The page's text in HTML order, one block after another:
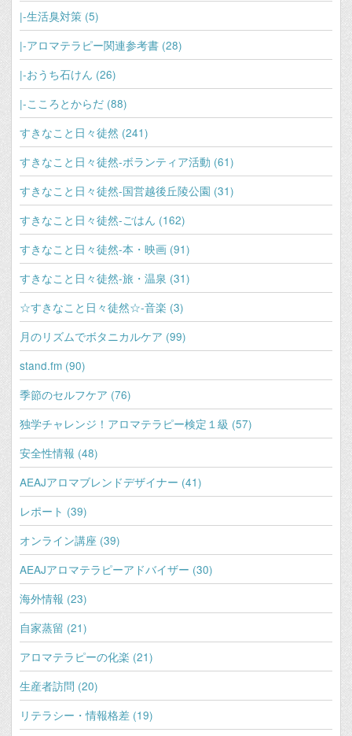
|-生活臭対策 (5)
|-アロマテラピー関連参考書 (28)
|‐おうち石けん (26)
|‐こころとからだ (88)
すきなこと日々徒然 (241)
すきなこと日々徒然‐ボランティア活動 (61)
すきなこと日々徒然‐国営越後丘陵公園 (31)
すきなこと日々徒然‐ごはん (162)
すきなこと日々徒然‐本・映画 (91)
すきなこと日々徒然‐旅・温泉 (31)
☆すきなこと日々徒然☆‐音楽 (3)
月のリズムでボタニカルケア (99)
stand.fm (90)
季節のセルフケア (76)
独学チャレンジ！アロマテラピー検定１級 (57)
安全性情報 (48)
AEAJアロマブレンドデザイナー (41)
レポート (39)
オンライン講座 (39)
AEAJアロマテラピーアドバイザー (30)
海外情報 (23)
自家蒸留 (21)
アロマテラピーの化楽 (21)
生産者訪問 (20)
リテラシー・情報格差 (19)